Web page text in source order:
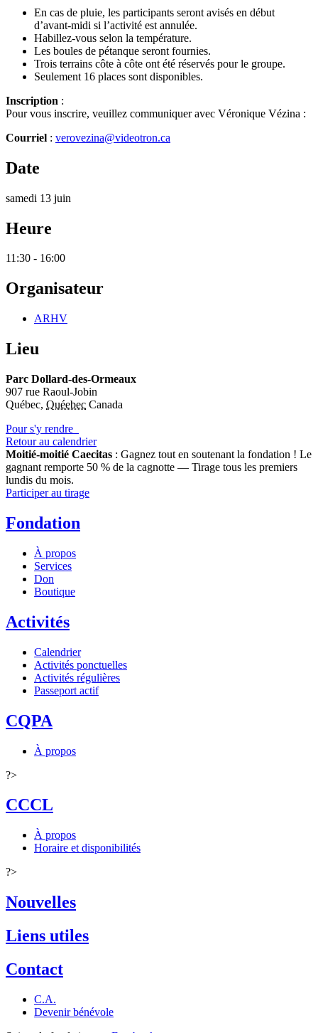
En cas de pluie, les participants seront avisés en début
d’avant-midi si l’activité est annulée.
Habillez-vous selon la température.
Les boules de pétanque seront fournies.
Trois terrains côte à côte ont été réservés pour le groupe.
Seulement 16 places sont disponibles.
Inscription :
Pour vous inscrire, veuillez communiquer avec Véronique Vézina :
Courriel : verovezina@videotron.ca
Date
samedi 13 juin
Heure
11:30 - 16:00
Organisateur
ARHV
Lieu
Parc Dollard-des-Ormeaux
907 rue Raoul-Jobin
Québec, Quéebec Canada
Pour s'y rendre
Retour au calendrier
Moitié-moitié Caecitas : Gagnez tout en soutenant la fondation ! Le
gagnant remporte 50 % de la cagnotte — Tirage tous les premiers
lundis du mois.
Participer au tirage
Fondation
À propos
Services
Don
Boutique
Activités
Calendrier
Activités ponctuelles
Activités régulières
Passeport actif
CQPA
À propos
?>
CCCL
À propos
Horaire et disponibilités
?>
Nouvelles
Liens utiles
Contact
C.A.
Devenir bénévole